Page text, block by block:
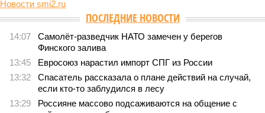
Новости smi2.ru
В нескольких станциях от уже сданного
«Сказочного леса» пайщики ЖК «Станция Л» продолжают ждать от
компании Capital Group начала реальной достройки
В нескольких станциях от уже сданного «Сказочного
леса» пайщики ЖК «Станция Л» продолжают ждать от
компании Capital Group начала реальной достройки
«Станция ожидания» для дольщиков